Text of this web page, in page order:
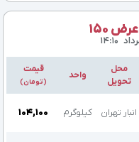
۱۴:۱۰
محل
تحویل
واحد
قیمت
(تومان)
انبار تهران کیلوگرم ۱۰۴,۱۰۰